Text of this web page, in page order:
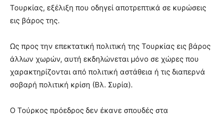
Τουρκίας, εξέλιξη που οδηγεί αποτρεπτικά σε κυρώσεις
εις βάρος της.
Ως προς την επεκτατική πολιτική της Τουρκίας εις βάρος
άλλων χωρών, αυτή εκδηλώνεται μόνο σε χώρες που
χαρακτηρίζονται από πολιτική αστάθεια ή τις διαπερνά
σοβαρή πολιτική κρίση (Βλ. Συρία).
Ο Τούρκος πρόεδρος δεν έκανε σπουδές στα